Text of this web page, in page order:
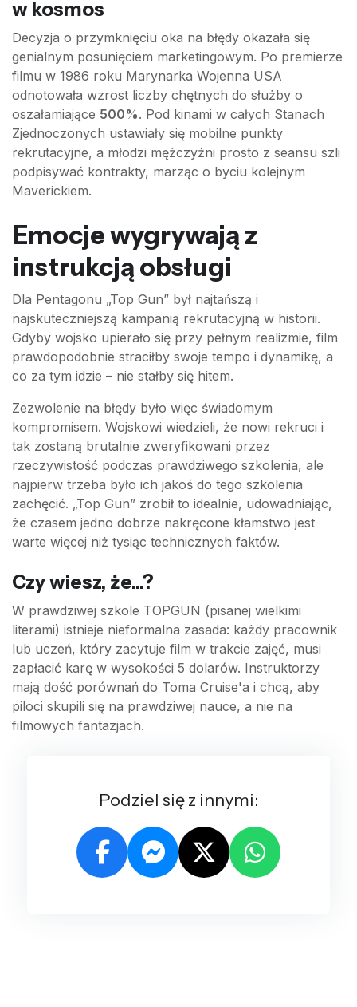
w kosmos
Decyzja o przymknięciu oka na błędy okazała się
genialnym posunięciem marketingowym. Po premierze
filmu w 1986 roku Marynarka Wojenna USA
odnotowała wzrost liczby chętnych do służby o
oszałamiające 500%. Pod kinami w całych Stanach
Zjednoczonych ustawiały się mobilne punkty
rekrutacyjne, a młodzi mężczyźni prosto z seansu szli
podpisywać kontrakty, marząc o byciu kolejnym
Maverickiem.
Emocje wygrywają z
instrukcją obsługi
Dla Pentagonu „Top Gun” był najtańszą i
najskuteczniejszą kampanią rekrutacyjną w historii.
Gdyby wojsko upierało się przy pełnym realizmie, film
prawdopodobnie straciłby swoje tempo i dynamikę, a
co za tym idzie – nie stałby się hitem.
Zezwolenie na błędy było więc świadomym
kompromisem. Wojskowi wiedzieli, że nowi rekruci i
tak zostaną brutalnie zweryfikowani przez
rzeczywistość podczas prawdziwego szkolenia, ale
najpierw trzeba było ich jakoś do tego szkolenia
zachęcić. „Top Gun” zrobił to idealnie, udowadniając,
że czasem jedno dobrze nakręcone kłamstwo jest
warte więcej niż tysiąc technicznych faktów.
Czy wiesz, że...?
W prawdziwej szkole TOPGUN (pisanej wielkimi
literami) istnieje nieformalna zasada: każdy pracownik
lub uczeń, który zacytuje film w trakcie zajęć, musi
zapłacić karę w wysokości 5 dolarów. Instruktorzy
mają dość porównań do Toma Cruise'a i chcą, aby
piloci skupili się na prawdziwej nauce, a nie na
filmowych fantazjach.
Podziel się z innymi: